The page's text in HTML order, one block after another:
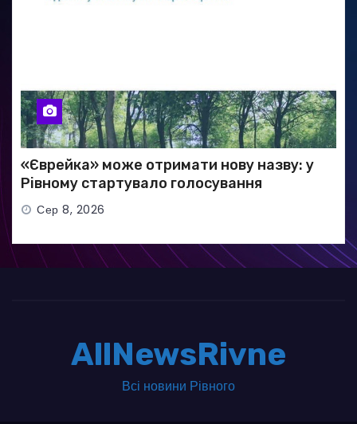
«Єврейка» може отримати нову назву: у
Рівному стартувало голосування
Сер 8, 2026
AllNewsRivne
Всі новини Рівного